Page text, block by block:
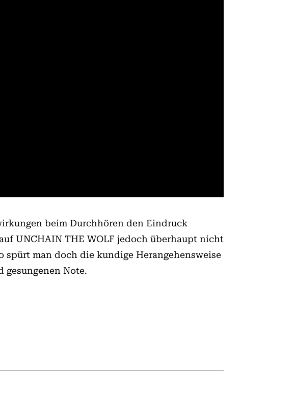
beim Durchhören den Eindruck
UNCHAIN THE WOLF jedoch überhaupt nicht
man doch die kundige Herangehensweise
gesungenen Note.